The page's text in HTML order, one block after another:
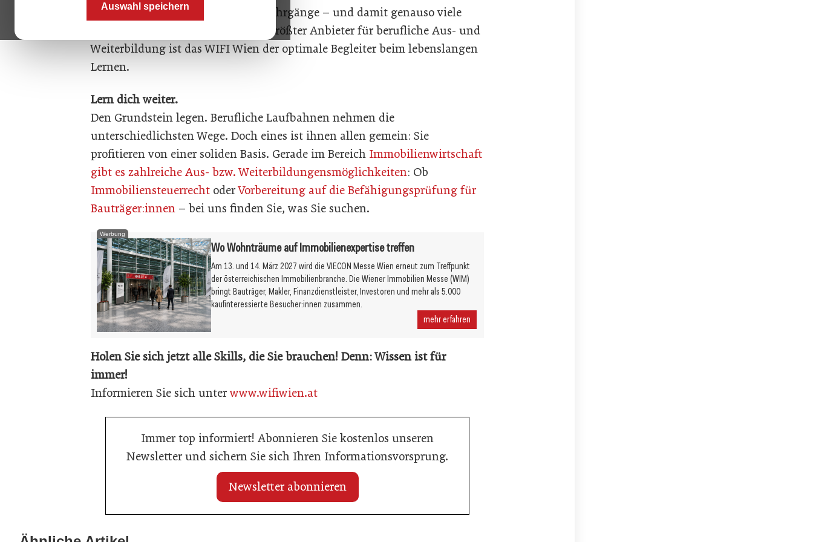
Auswahl speichern
Rund 3.000 Kurse, Seminare und Lehrgänge – und damit genauso viele
Wege, um sich zu entwickeln. Als größter Anbieter für berufliche Aus- und
Weiterbildung ist das WIFI Wien der optimale Begleiter beim lebenslangen
Lernen.
Lern dich weiter.
Den Grundstein legen. Berufliche Laufbahnen nehmen die
unterschiedlichsten Wege. Doch eines ist ihnen allen gemein: Sie
profitieren von einer soliden Basis. Gerade im Bereich Immobilienwirtschaft
gibt es zahlreiche Aus- bzw. Weiterbildungensmöglichkeiten: Ob
Immobiliensteuerrecht oderVorbereitung auf die Befähigungsprüfung für
Bauträger:innen – bei uns finden Sie, was Sie suchen.
Werbung
Wo Wohnträume auf Immobilienexpertise treffen
Am 13. und 14. März 2027 wird die VIECON Messe Wien erneut zum Treffpunkt
der österreichischen Immobilienbranche. Die Wiener Immobilien Messe (WIM)
bringt Bauträger, Makler, Finanzdienstleister, Investoren und mehr als 5.000
kaufinteressierte Besucher:innen zusammen.
mehr erfahren
Holen Sie sich jetzt alle Skills, die Sie brauchen! Denn: Wissen ist für
immer!
Informieren Sie sich unterwww.wifiwien.at
Immer top informiert! Abonnieren Sie kostenlos unseren
Newsletter und sichern Sie sich Ihren Informationsvorsprung.
Newsletter abonnieren
Liegenschafts Bewertungs Akademie: